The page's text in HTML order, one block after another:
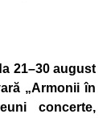
cercetările
urmând să
s-a produs
21–30 august
„Armonii în
concerte,